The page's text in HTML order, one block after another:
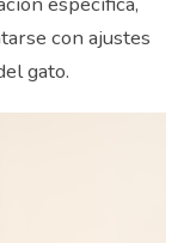
con ajustes
gato.